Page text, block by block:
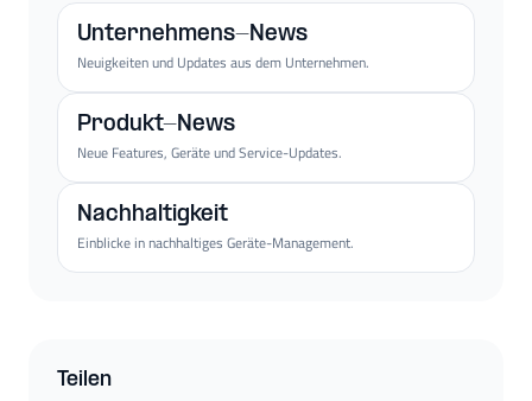
Unternehmens-News
Neuigkeiten und Updates aus dem Unternehmen.
Produkt-News
Neue Features, Geräte und Service-Updates.
Nachhaltigkeit
Einblicke in nachhaltiges Geräte-Management.
Teilen